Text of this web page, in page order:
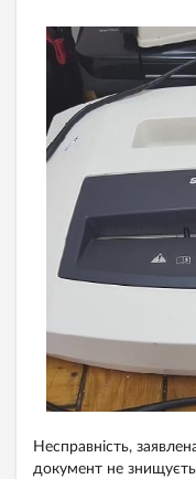
Несправність,
документ не